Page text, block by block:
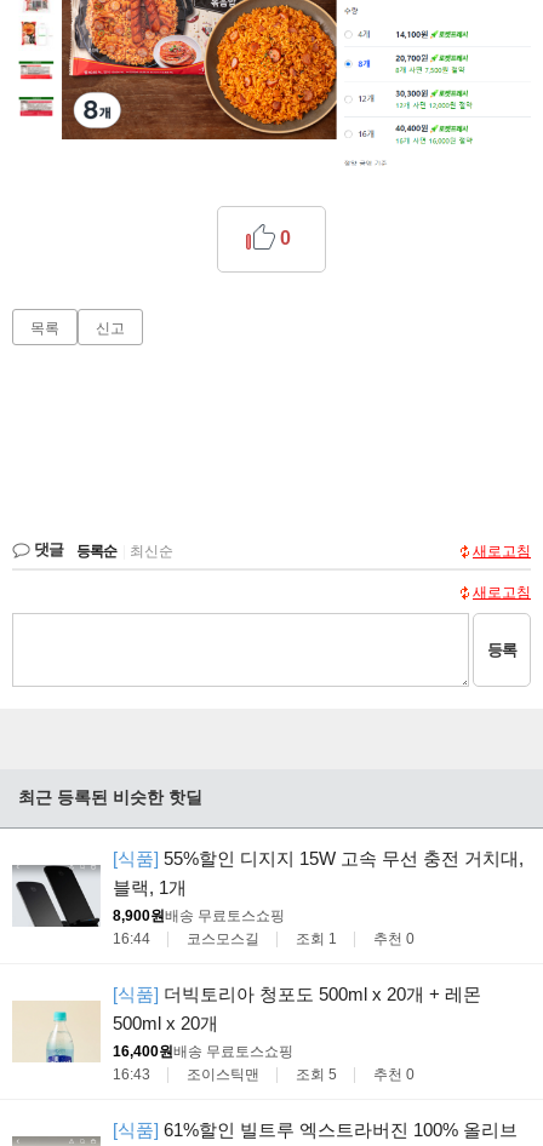
0
목록 신고
댓글 등록순 최신순 새로고침
새로고침
등록
최근 등록된 비슷한 핫딜
[식품] 55%할인 디지지 15W 고속 무선 충전 거치대,
블랙, 1개
8,900원배송 무료토스쇼핑
16:44
코스모스길 조회 1 추천 0
[식품] 더빅토리아 청포도 500ml x 20개 + 레몬
500ml x 20개
16,400원배송 무료토스쇼핑
16:43
조이스틱맨 조회 5 추천 0
[식품] 61%할인 빌트루 엑스트라버진 100% 올리브